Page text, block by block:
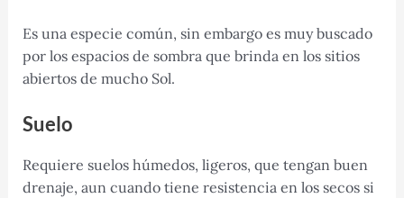
Es una especie común, sin embargo es muy buscado
por los espacios de sombra que brinda en los sitios
abiertos de mucho Sol.
Suelo
Requiere suelos húmedos, ligeros, que tengan buen
drenaje, aun cuando tiene resistencia en los secos si